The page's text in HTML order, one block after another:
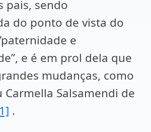
pais, sendo
do ponto de vista do
e
e é em prol dela que
mudanças, como
Carmella Salsamendi de
.